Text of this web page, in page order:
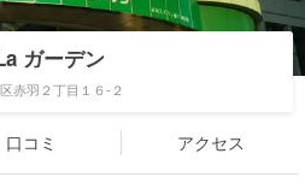
ガーデン
赤羽２丁目１６-２
口コミ アクセス